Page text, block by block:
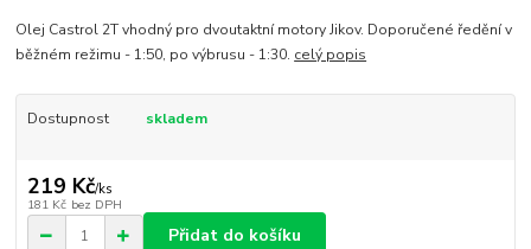
Olej Castrol 2T vhodný pro dvoutaktní motory Jikov. Doporučené ředění v
běžném režimu - 1:50, po výbrusu - 1:30. celý popis
Dostupnost skladem
219 Kč/ks
181 Kč bez DPH
Přidat do košíku